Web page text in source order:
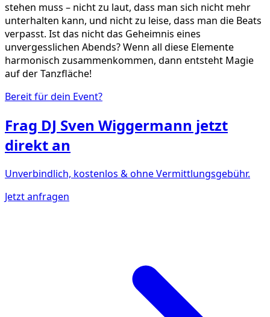
stehen muss – nicht zu laut, dass man sich nicht mehr
unterhalten kann, und nicht zu leise, dass man die Beats
verpasst. Ist das nicht das Geheimnis eines
unvergesslichen Abends? Wenn all diese Elemente
harmonisch zusammenkommen, dann entsteht Magie
auf der Tanzfläche!
Bereit für dein Event?
Frag DJ Sven Wiggermann jetzt
direkt an
Unverbindlich, kostenlos & ohne Vermittlungsgebühr.
Jetzt anfragen